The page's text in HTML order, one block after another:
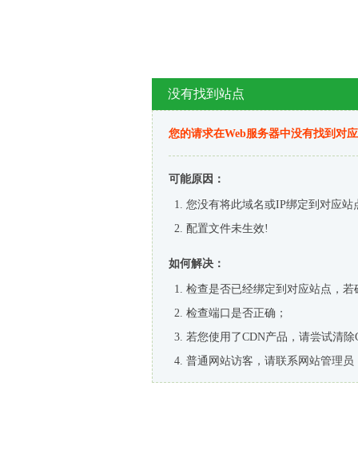
没有找到站点
您的请求在Web服务器中没有找到对
可能原因：
您没有将此域名或IP绑定到对应站
配置文件未生效!
如何解决：
检查是否已经绑定到对应站点，
检查端口是否正确；
若您使用了CDN产品，请尝试清除
普通网站访客，请联系网站管理员